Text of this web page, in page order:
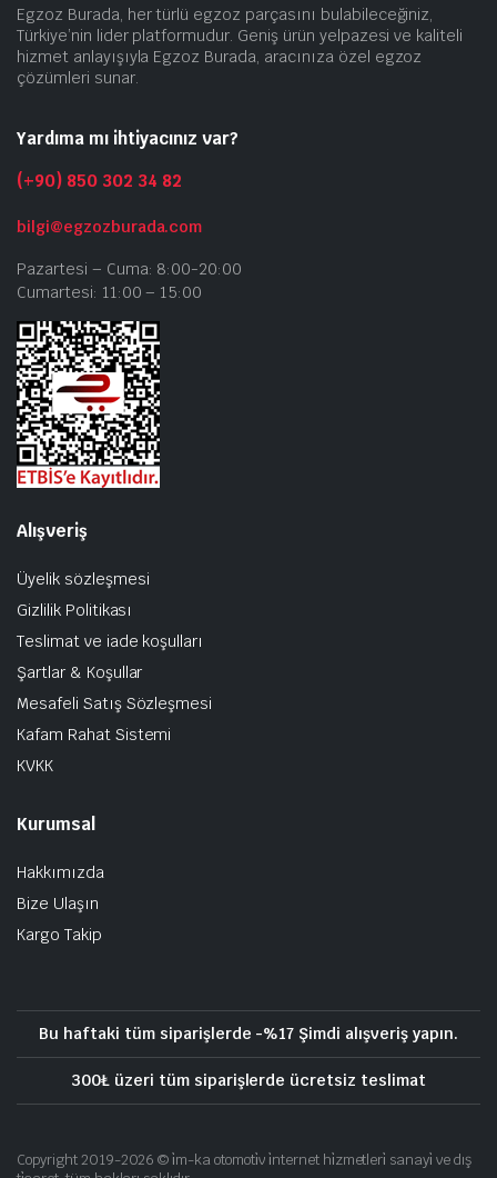
Egzoz Burada, her türlü egzoz parçasını bulabileceğiniz,
Türkiye’nin lider platformudur. Geniş ürün yelpazesi ve kaliteli
hizmet anlayışıyla Egzoz Burada, aracınıza özel egzoz
çözümleri sunar.
Yardıma mı ihtiyacınız var?
(+90) 850 302 34 82
bilgi@egzozburada.com
Pazartesi – Cuma: 8:00-20:00
Cumartesi: 11:00 – 15:00
Alışveriş
Üyelik sözleşmesi
Gizlilik Politikası
Teslimat ve iade koşulları
Şartlar & Koşullar
Mesafeli Satış Sözleşmesi
Kafam Rahat Sistemi
KVKK
Kurumsal
Hakkımızda
Bize Ulaşın
Kargo Takip
Bu haftaki tüm siparişlerde -%17 Şimdi alışveriş yapın.
300₺ üzeri tüm siparişlerde ücretsiz teslimat
Copyright 2019-2026 © i̇m-ka otomoti̇v i̇nternet hi̇zmetleri̇ sanayi̇ ve dış